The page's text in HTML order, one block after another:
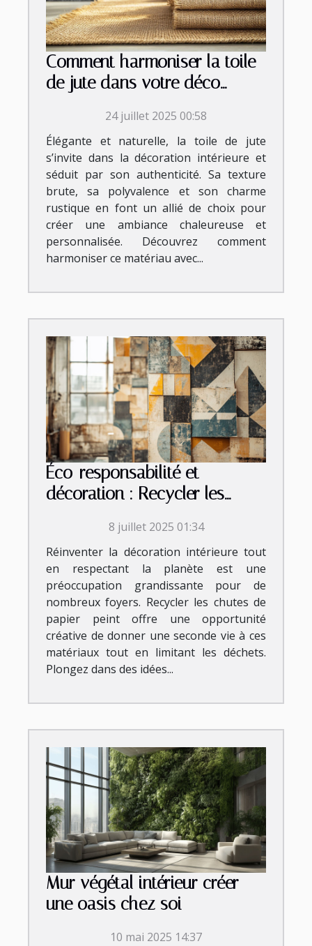
Comment harmoniser la toile
de jute dans votre déco
24 juillet 2025 00:58
Élégante et naturelle, la toile de jute
s’invite dans la décoration intérieure et
séduit par son authenticité. Sa texture
brute, sa polyvalence et son charme
rustique en font un allié de choix pour
créer une ambiance chaleureuse et
personnalisée. Découvrez comment
harmoniser ce matériau avec...
Éco-responsabilité et
décoration : Recycler les
8 juillet 2025 01:34
Réinventer la décoration intérieure tout
en respectant la planète est une
préoccupation grandissante pour de
nombreux foyers. Recycler les chutes de
papier peint offre une opportunité
créative de donner une seconde vie à ces
matériaux tout en limitant les déchets.
Plongez dans des idées...
Mur végétal intérieur créer
une oasis chez soi
10 mai 2025 14:37